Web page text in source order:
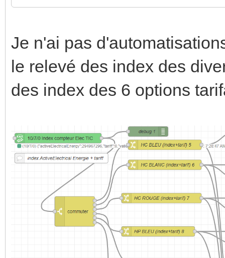
Je n'ai pas
le relevé des index des
des index des 6 options